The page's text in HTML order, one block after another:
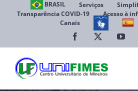
BRASIL Serviços
Transparência COVID-19
Acesso à
Canais
Facebook